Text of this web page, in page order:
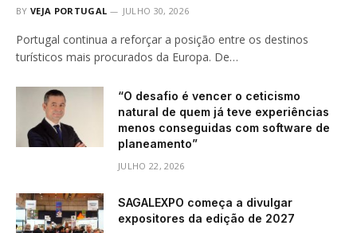
BY VEJA PORTUGAL JULHO 30, 2026
Portugal continua a reforçar a posição entre os destinos
turísticos mais procurados da Europa. De…
“O desafio é vencer o ceticismo
natural de quem já teve experiências
menos conseguidas com software de
planeamento”
JULHO 22, 2026
SAGALEXPO começa a divulgar
expositores da edição de 2027